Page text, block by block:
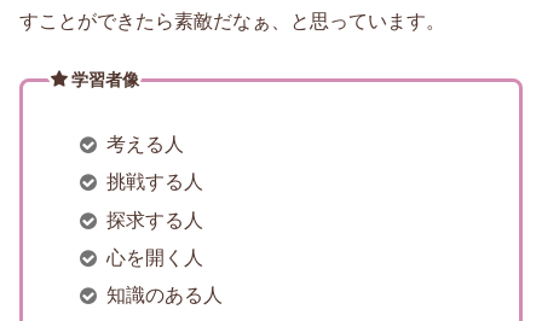
すことができたら素敵だなぁ、と思っています。
学習者像
考える人
挑戦する人
探求する人
心を開く人
知識のある人